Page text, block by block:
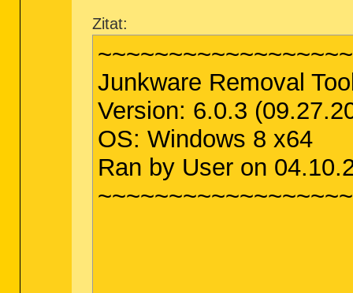
Zitat:
Junkware Removal
Version: 6.0.3
OS: Windows 8 x64
Ran by User on